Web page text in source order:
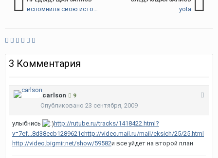
yota
3 Комментария
carlson 9
Опубликовано 23 сентября, 2009
улыбнись
http://rutube.ru/tracks/1418422.html?
v=7ef...8d38ecb1289621chttp://video.mail.ru/mail/eksich/25/25.html
http://video.bigmir.net/show/59582и все уйдет на второй план